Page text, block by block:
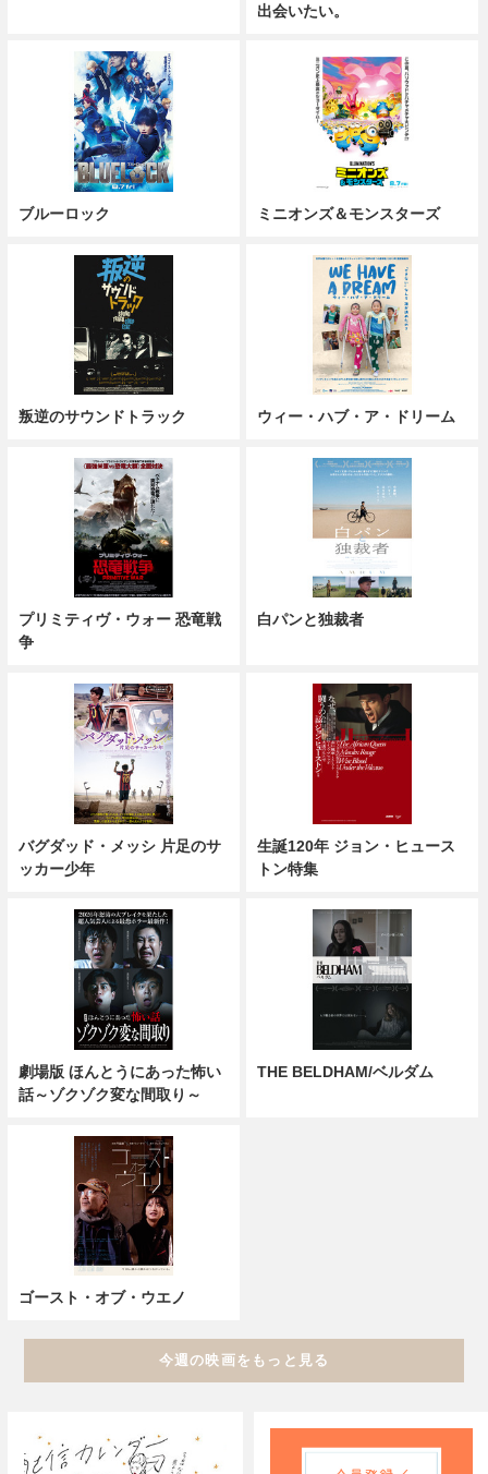
出会いたい。
ブルーロック ミニオンズ＆モンスターズ
叛逆のサウンドトラック ウィー・ハブ・ア・ドリーム
プリミティヴ・ウォー 恐竜戦
争
白パンと独裁者
バグダッド・メッシ 片足のサ
ッカー少年
生誕120年 ジョン・ヒュース
トン特集
劇場版 ほんとうにあった怖い
話～ゾクゾク変な間取り～
THE BELDHAM/ベルダム
ゴースト・オブ・ウエノ
今週の映画をもっと見る